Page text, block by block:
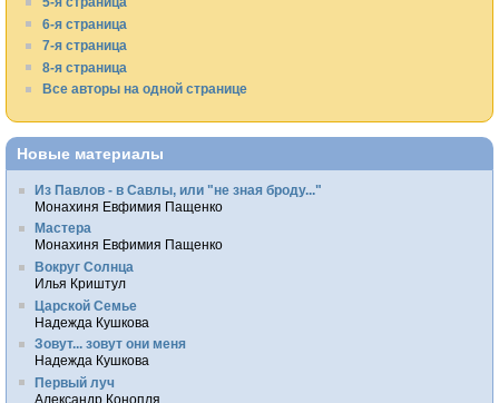
6-я страница
7-я страница
8-я страница
Все авторы на одной странице
Новые материалы
Из Павлов - в Савлы, или "не зная броду..."
Монахиня Евфимия Пащенко
Мастера
Монахиня Евфимия Пащенко
Вокруг Солнца
Илья Криштул
Царской Семье
Надежда Кушкова
Зовут... зовут они меня
Надежда Кушкова
Первый луч
Александр Конопля